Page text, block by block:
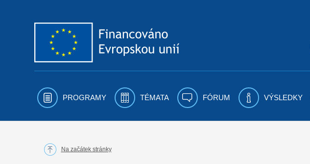
PROGRAMY TÉMATA FÓRUM VÝSLEDKY
Na začátek stránky